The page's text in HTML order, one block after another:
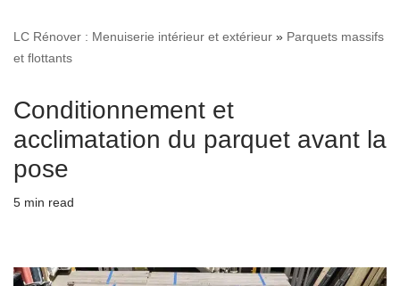
LC Rénover : Menuiserie intérieur et extérieur » Parquets massifs
et flottants
Conditionnement et
acclimatation du parquet avant la
pose
5 min read